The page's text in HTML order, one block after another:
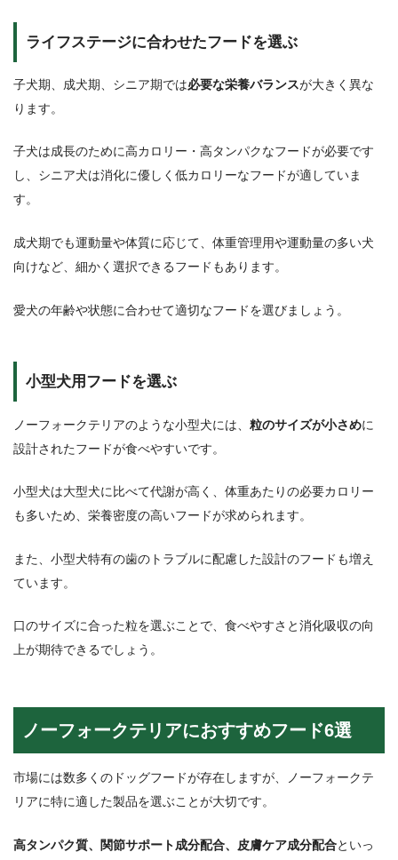
ライフステージに合わせたフードを選ぶ
子犬期、成犬期、シニア期では必要な栄養バランスが大きく異な
ります。
子犬は成長のために高カロリー・高タンパクなフードが必要です
し、シニア犬は消化に優しく低カロリーなフードが適していま
す。
成犬期でも運動量や体質に応じて、体重管理用や運動量の多い犬
向けなど、細かく選択できるフードもあります。
愛犬の年齢や状態に合わせて適切なフードを選びましょう。
小型犬用フードを選ぶ
ノーフォークテリアのような小型犬には、 粒のサイズが小さめに
設計されたフードが食べやすいです。
小型犬は大型犬に比べて代謝が高く、体重あたりの必要カロリー
も多いため、栄養密度の高いフードが求められます。
また、小型犬特有の歯のトラブルに配慮した設計のフードも増え
ています。
口のサイズに合った粒を選ぶことで、食べやすさと消化吸収の向
上が期待できるでしょう。
ノーフォークテリアにおすすめフード6選
市場には数多くのドッグフードが存在しますが、ノーフォークテ
リアに特に適した製品を選ぶことが大切です。
高タンパク質、関節サポート成分配合、皮膚ケア成分配合といっ